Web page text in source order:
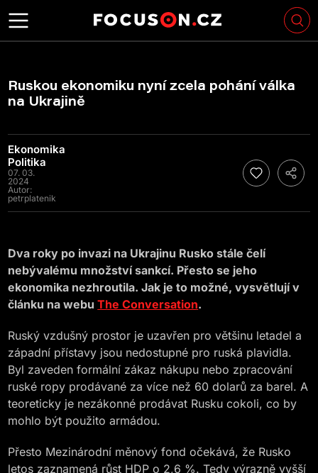
Ruskou ekonomiku nyní zcela pohání válka
na Ukrajině
Ekonomika
Politika
07. 03.
2024
Autor:
petrplatenik
Dva roky po invazi na Ukrajinu Rusko stále čelí
nebývalému množství sankcí. Přesto se jeho
ekonomika nezhroutila. Jak je to možné, vysvětlují v
článku na webuThe Conversation.
Ruský vzdušný prostor je uzavřen pro většinu letadel a
západní přístavy jsou nedostupné pro ruská plavidla.
Byl zaveden formální zákaz nákupu nebo zpracování
ruské ropy prodávané za více než 60 dolarů za barel. A
teoreticky je nezákonné prodávat Rusku cokoli, co by
mohlo být použito armádou.
Přesto Mezinárodní měnový fond očekává, že Rusko
letos zaznamená růst HDP o 2,6 %. Tedy výrazně vyšší